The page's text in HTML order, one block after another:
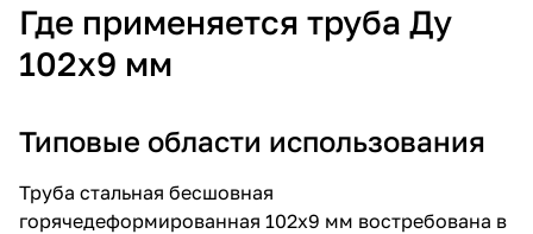
Где применяется труба Ду
102х9 мм
Типовые области использования
Труба стальная бесшовная
горячедеформированная 102х9 мм востребована в